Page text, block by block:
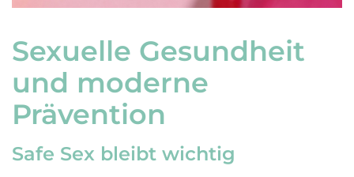
Sexuelle Gesundheit
und moderne
Prävention
Safe Sex bleibt wichtig